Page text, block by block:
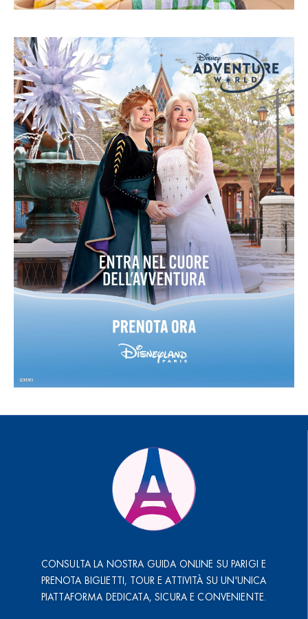
CONSULTA LA NOSTRA GUIDA ONLINE SU PARIGI E
PRENOTA BIGLIETTI, TOUR E ATTIVITÀ SU UN'UNICA
PIATTAFORMA DEDICATA, SICURA E CONVENIENTE.